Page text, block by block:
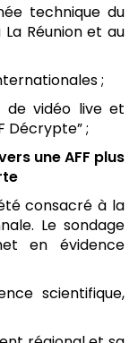
technique du
Réunion et au
;
de vidéo live et
Décrypte” ;
une AFF plus
consacré à la
Le sondage
en évidence
scientifique,